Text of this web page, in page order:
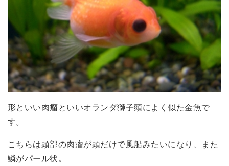
形といい肉瘤といいオランダ獅子頭によく似た金魚で
す。
こちらは頭部の肉瘤が頭だけで風船みたいになり、また
鱗がパール状。